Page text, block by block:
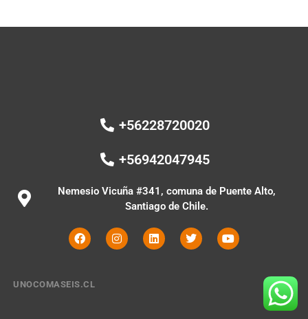
+56228720020
+56942047945
Nemesio Vicuña #341, comuna de Puente Alto,
Santiago de Chile.
UNOCOMASEIS.CL